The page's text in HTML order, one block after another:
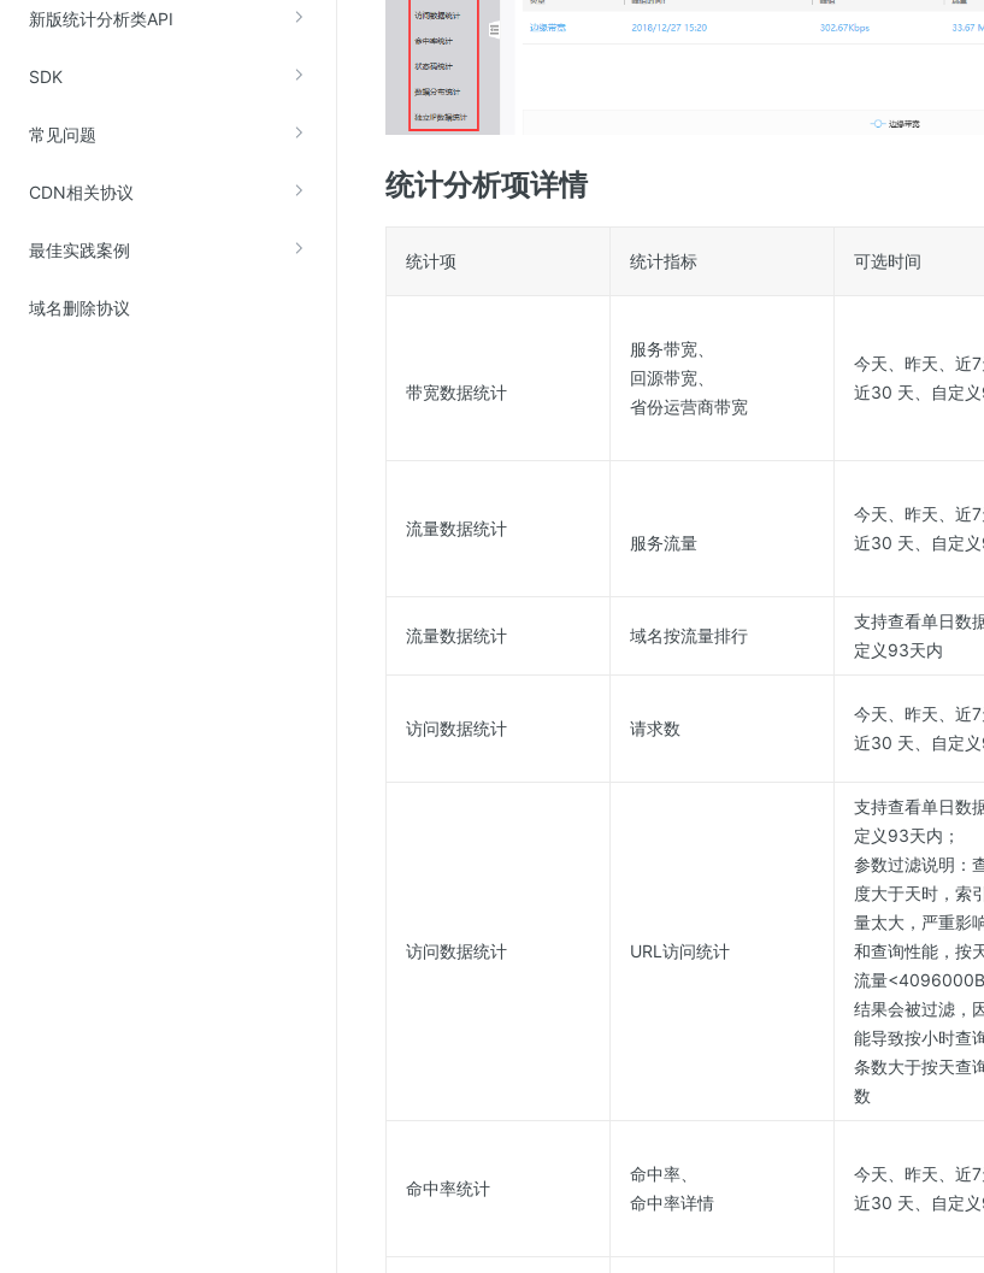
新版统计分析类API
SDK
常见问题
CDN相关协议
最佳实践案例
域名删除协议
资质认证
欧盟数据保护条例（GDPR） 统计分析项详情
统计项 统计指标 可选时间
带宽数据统计
服务带宽、
回源带宽、
省份运营商带宽
今天、昨天、近7
近30 天、自定
流量数据统计
服务流量
今天、昨天、近7
近30 天、自定
流量数据统计 域名按流量排行
支持查看单日数
定义93天内
访问数据统计 请求数
今天、昨天、近7
近30 天、自定
访问数据统计 URL访问统计
支持查看单日数
定义93天内；
参数过滤说明：
度大于天时，索
量太大，严重影
和查询性能，按
流量
结果会被过滤，
能导致按小时查
条数大于按天查
数
命中率统计
命中率、
命中率详情
今天、昨天、近7
近30 天、自定